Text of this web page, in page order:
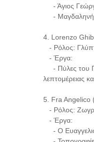
- Άγιος
- Μαγδαληνή
4. Lorenzo
- Ρόλος:
- Έργα:
- Πύλες του
λεπτομέρειας
5. Fra Angelico
- Ρόλος:
- Έργα:
- Ο